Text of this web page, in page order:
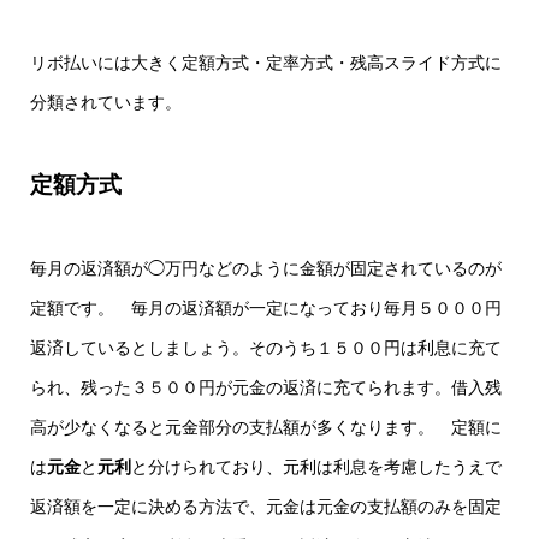
リボ払いには大きく定額方式・定率方式・残高スライド方式に
分類されています。
定額方式
毎月の返済額が◯万円などのように金額が固定されているのが
定額です。 毎月の返済額が一定になっており毎月５０００円
返済しているとしましょう。そのうち１５００円は利息に充て
られ、残った３５００円が元金の返済に充てられます。借入残
高が少なくなると元金部分の支払額が多くなります。 定額に
は元金と 元利と分けられており、元利は利息を考慮したうえで
返済額を一定に決める方法で、元金は元金の支払額のみを固定